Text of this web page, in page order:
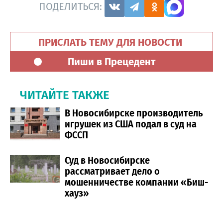
ПОДЕЛИТЬСЯ:
ПРИСЛАТЬ ТЕМУ ДЛЯ НОВОСТИ
Пиши в Прецедент
ЧИТАЙТЕ ТАКЖЕ
В Новосибирске производитель
игрушек из США подал в суд на
ФССП
Суд в Новосибирске
рассматривает дело о
мошенничестве компании «Биш-
хауз»